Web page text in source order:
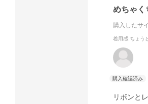
めちゃく
購入したサ
着用感:ちょう
リボンと